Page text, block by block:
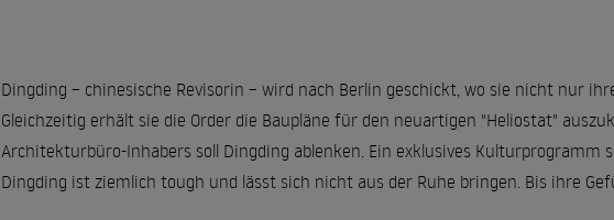
Dingding – chinesische Revisorin – wird nach Berlin geschickt, wo sie nicht nur
Gleichzeitig erhält sie die Order die Baupläne für den neuartigen "Heliostat"
Architekturbüro-Inhabers soll Dingding ablenken. Ein exklusives Kulturprogramm
Dingding ist ziemlich tough und lässt sich nicht aus der Ruhe bringen. Bis ihre